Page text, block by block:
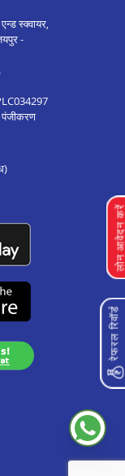
लोन
रेफरल रिवॉर्ड
स्क्वायर,
-
पंजीकरण